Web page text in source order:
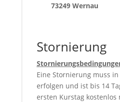
73249 Wernau
Stornierung
Eine Stornierung muss
erfolgen und ist bis 14
ersten Kurstag kostenlos